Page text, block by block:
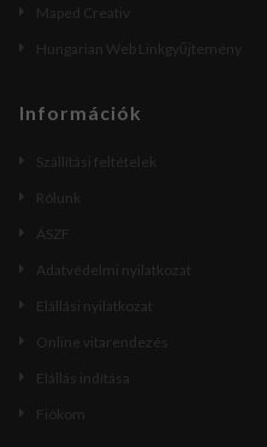
Maped Creativ
Hungarian Web Linkgyűjtemény
Információk
Szállítási feltételek
Rólunk
ÁSZF
Adatvédelmi nyilatkozat
Elállási nyilatkozat
Online vitarendezés
Elállás indítása
Fiókom